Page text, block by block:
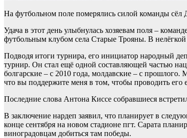
На футбольном поле померялись силой команды сёл
Удача в этот день улыбнулась хозяевам поля –
футбольным клубом села Старые Трояны. В
Подводя итоги турнира, его инициатор народный
турнир. Он стал ещё одной составляющей частью
болгарские – с 2010 года, молдавские – с
что вы поддержите меня в том, чтобы проводить его
Последние слова Антона Киссе собравшиеся
В заключение нардеп заявил, что планирует в
конце сентября на новом стадионе пгт. Сарата
виноградовцам добиться там победы.